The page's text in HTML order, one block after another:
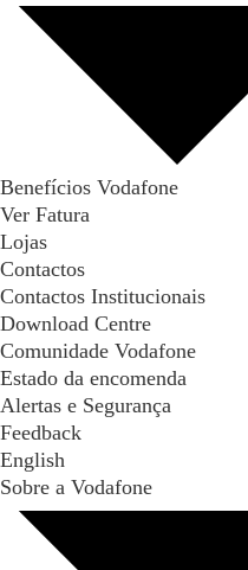
Benefícios Vodafone
Ver Fatura
Lojas
Contactos
Contactos Institucionais
Download Centre
Comunidade Vodafone
Estado da encomenda
Alertas e Segurança
Feedback
English
Sobre a Vodafone